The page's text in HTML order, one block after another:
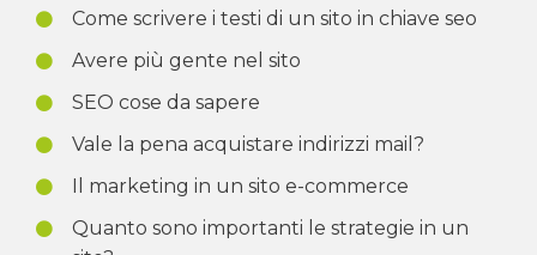
Come scrivere i testi di un sito in chiave seo
Avere più gente nel sito
SEO cose da sapere
Vale la pena acquistare indirizzi mail?
Il marketing in un sito e-commerce
Quanto sono importanti le strategie in un